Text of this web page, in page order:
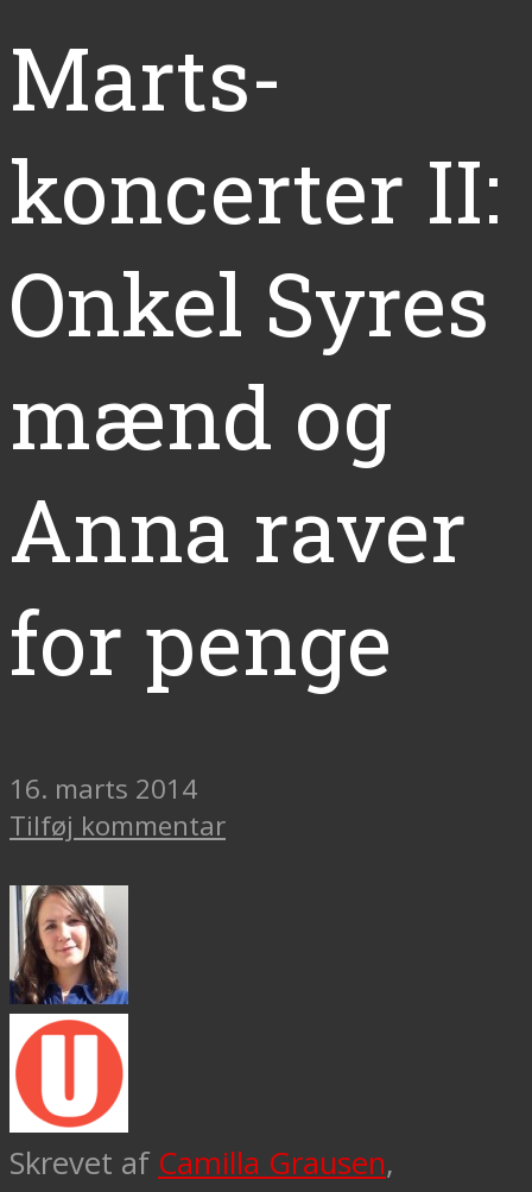
Marts-
koncerter II:
Onkel Syres
mænd og
Anna raver
for penge
16. marts 2014
Tilføj kommentar
Skrevet af Camilla Grausen,